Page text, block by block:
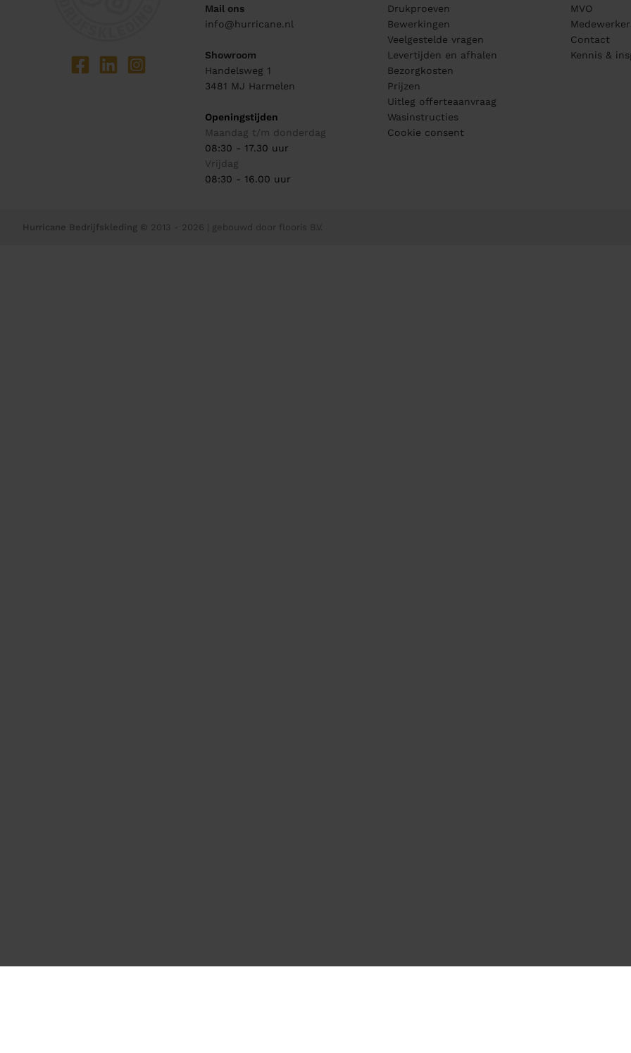
Mail ons
info@hurricane.nl
Showroom
Handelsweg 1
3481 MJ Harmelen
Openingstijden
Maandag t/m donderdag
08:30 - 17.30 uur
Vrijdag
08:30 - 16.00 uur
Drukproeven
Bewerkingen
Veelgestelde vragen
Levertijden en afhalen
Bezorgkosten
Prijzen
Uitleg offerteaanvraag
Wasinstructies
Cookie consent
MVO
Contact
Kennis &
Hurricane Bedrijfskleding © 2013 - 2026 | gebouwd door flooris B.V.